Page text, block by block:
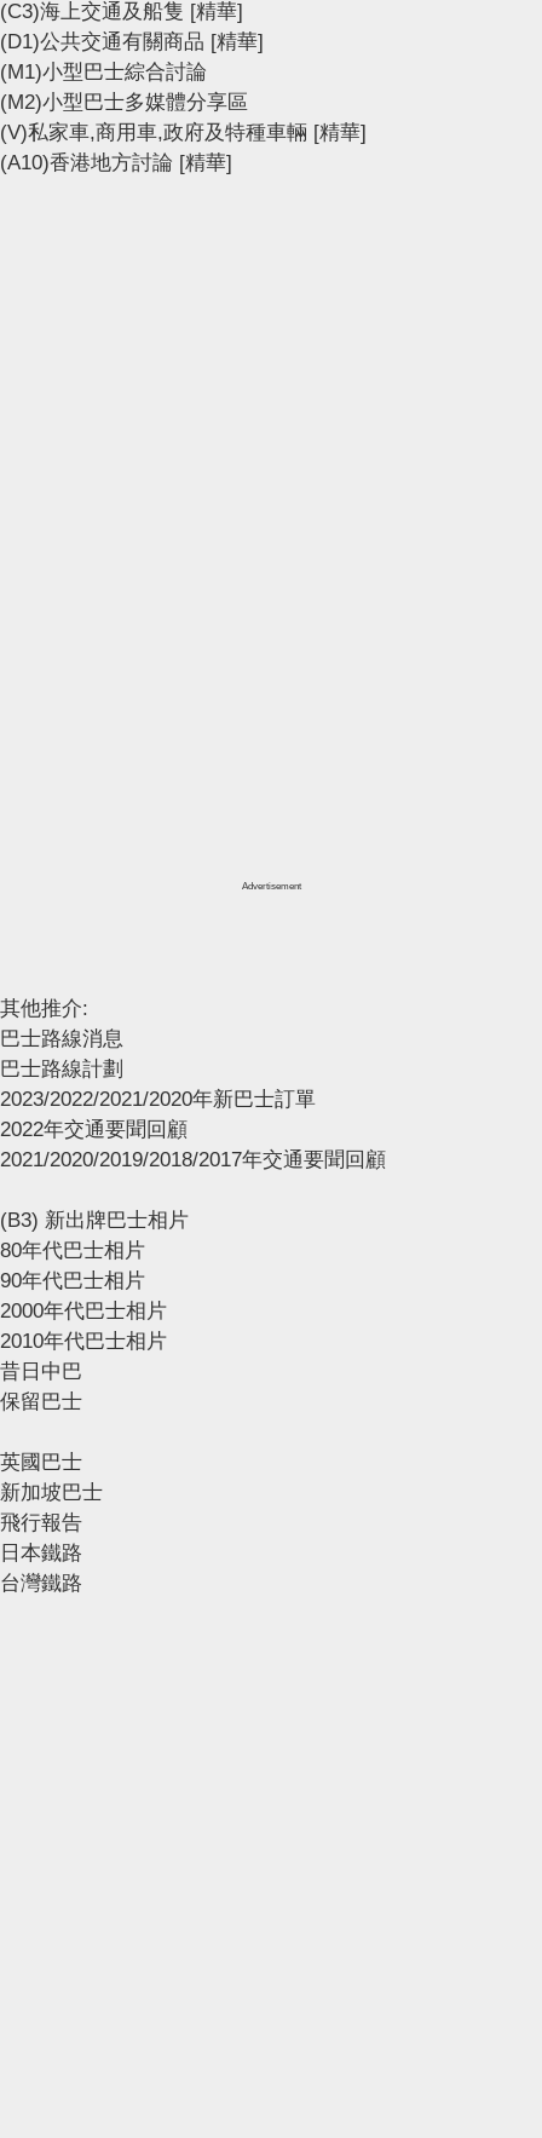
(C3)海上交通及船隻 [精華]
(D1)公共交通有關商品 [精華]
(M1)小型巴士綜合討論
(M2)小型巴士多媒體分享區
(V)私家車,商用車,政府及特種車輛 [精華]
(A10)香港地方討論 [精華]
Advertisement
其他推介:
巴士路線消息
巴士路線計劃
2023/2022/2021/2020年新巴士訂單
2022年交通要聞回顧
2021/2020/2019/2018/2017年交通要聞回顧
(B3) 新出牌巴士相片
80年代巴士相片
90年代巴士相片
2000年代巴士相片
2010年代巴士相片
昔日中巴
保留巴士
英國巴士
新加坡巴士
飛行報告
日本鐵路
台灣鐵路